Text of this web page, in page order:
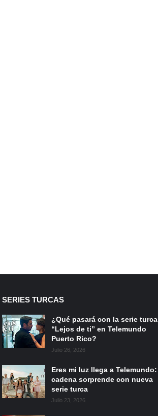
SERIES TURCAS
¿Qué pasará con la serie turca
“Lejos de ti” en Telemundo
Puerto Rico?
Julio 26, 2026
Eres mi luz llega a Telemundo:
cadena sorprende con nueva
serie turca
Julio 23, 2026